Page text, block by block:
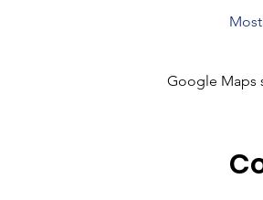
Google Maps